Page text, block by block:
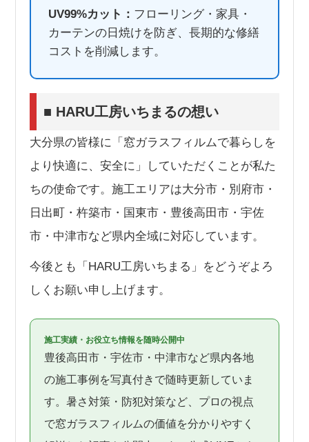
UV99%カット： フローリング・家具・
カーテンの日焼けを防ぎ、長期的な修繕
コストを削減します。
■ HARU工房いちまるの想い
大分県の皆様に「窓ガラスフィルムで暮らしを
より快適に、安全に」していただくことが私た
ちの使命です。施工エリアは大分市・別府市・
日出町・杵築市・国東市・豊後高田市・宇佐
市・中津市など県内全域に対応しています。
今後とも「HARU工房いちまる」をどうぞよろ
しくお願い申し上げます。
施工実績・お役立ち情報を随時公開中
豊後高田市・宇佐市・中津市など県内各地
の施工事例を写真付きで随時更新していま
す。暑さ対策・防犯対策など、プロの視点
で窓ガラスフィルムの価値を分かりやすく